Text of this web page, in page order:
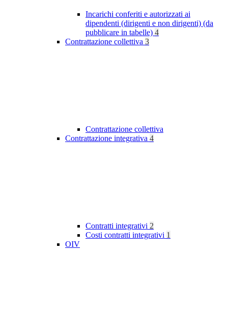
Incarichi conferiti e autorizzati ai
dipendenti (dirigenti e non dirigenti) (da
pubblicare in tabelle) 4
Contrattazione collettiva 3
Contrattazione collettiva
Contrattazione integrativa 4
Contratti integrativi 2
Costi contratti integrativi 1
OIV